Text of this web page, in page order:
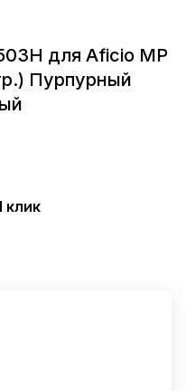
для Aficio MP
Пурпурный
клик